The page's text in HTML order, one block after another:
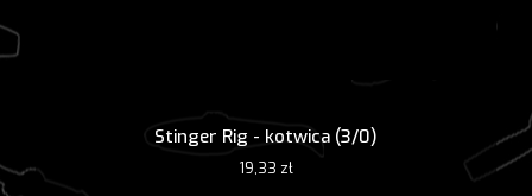
Stinger Rig - kotwica (3/0)
19,33 zł